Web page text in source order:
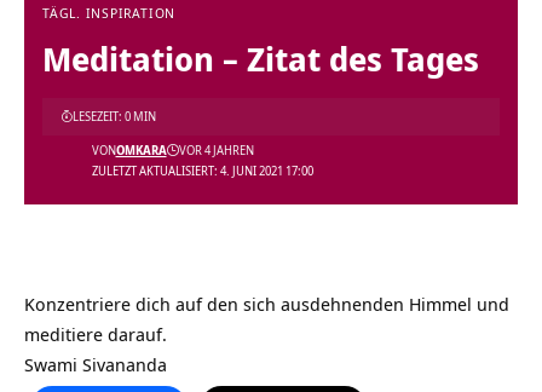
TÄGL. INSPIRATION
Meditation – Zitat des Tages
ZULETZT AKTUALISIERT: 4. JUNI 2021 17:00
VONOMKARA VOR 4 JAHREN
LESEZEIT: 0 MIN
Konzentriere dich auf den sich ausdehnenden Himmel und
meditiere darauf.
Swami Sivananda